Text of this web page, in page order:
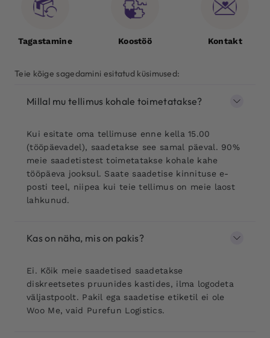
Tagastamine Koostöö Kontakt
Teie kõige sagedamini esitatud küsimused:
Millal mu tellimus kohale toimetatakse?
Kui esitate oma tellimuse enne kella 15.00
(tööpäevadel), saadetakse see samal päeval. 90%
meie saadetistest toimetatakse kohale kahe
tööpäeva jooksul. Saate saadetise kinnituse e-
posti teel, niipea kui teie tellimus on meie laost
lahkunud.
Kas on näha, mis on pakis?
Ei. Kõik meie saadetised saadetakse
diskreetsetes pruunides kastides, ilma logodeta
väljastpoolt. Pakil ega saadetise etiketil ei ole
Woo Me, vaid Purefun Logistics.